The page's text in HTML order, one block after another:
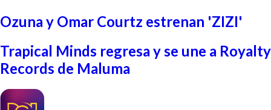
Ozuna y Omar Courtz estrenan 'ZIZI'
Trapical Minds regresa y se une a Royalty
Records de Maluma